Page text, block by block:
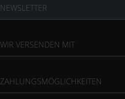
NEWSLETTER
WIR VERSENDEN MIT
ZAHLUNGSMÖGLICHKEITEN